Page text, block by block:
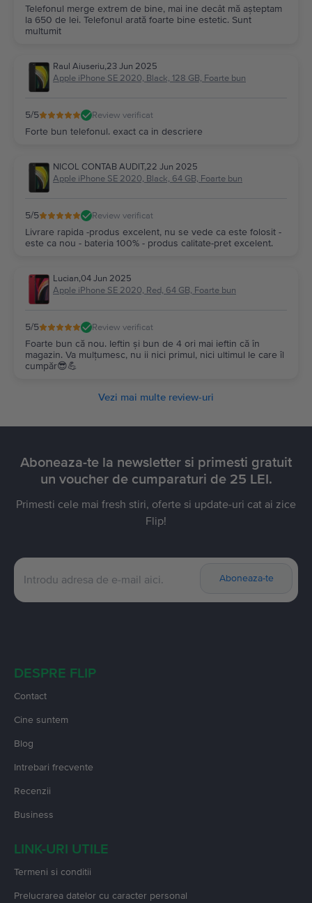
Telefonul merge extrem de bine, mai ine decât mă așteptam
la 650 de lei. Telefonul arată foarte bine estetic. Sunt
multumit
Raul Aiuseriu,23 Jun 2025
Apple iPhone SE 2020, Black, 128 GB, Foarte bun
5/5 Review verificat
Forte bun telefonul. exact ca in descriere
NICOL CONTAB AUDIT,22 Jun 2025
Apple iPhone SE 2020, Black, 64 GB, Foarte bun
5/5 Review verificat
Livrare rapida -produs excelent, nu se vede ca este folosit -
este ca nou - bateria 100% - produs calitate-pret excelent.
Lucian,04 Jun 2025
Apple iPhone SE 2020, Red, 64 GB, Foarte bun
5/5 Review verificat
Foarte bun că nou. Ieftin și bun de 4 ori mai ieftin că în
magazin. Va mulțumesc, nu ii nici primul, nici ultimul le care îl
cumpăr😎💪
Vezi mai multe review-uri
Aboneaza-te la newsletter si primesti gratuit
un voucher de cumparaturi de 25 LEI.
Primesti cele mai fresh stiri, oferte si update-uri cat ai zice
Flip!
Aboneaza-te
DESPRE FLIP
Contact
Cine suntem
Blog
Intrebari frecvente
Recenzii
Business
LINK-URI UTILE
Termeni si conditii
Prelucrarea datelor cu caracter personal